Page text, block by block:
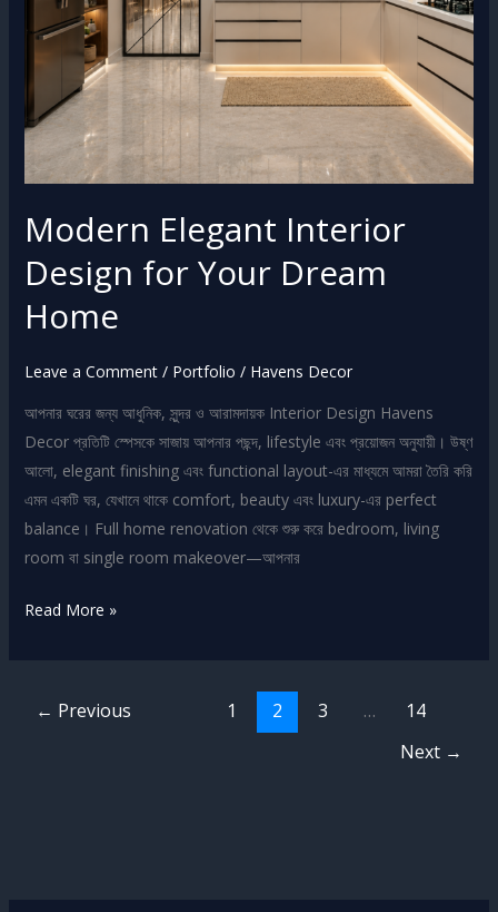
Modern Elegant Interior
Design for Your Dream
Home
Leave a Comment / Portfolio / Havens Decor
আপনার ঘরের জন্য আধুনিক, সুন্দর ও আরামদায়ক Interior Design Havens
Decor প্রতিটি স্পেসকে সাজায় আপনার পছন্দ, lifestyle এবং প্রয়োজন অনুযায়ী। উষ্ণ
আলো, elegant finishing এবং functional layout-এর মাধ্যমে আমরা তৈরি করি
এমন একটি ঘর, যেখানে থাকে comfort, beauty এবং luxury-এর perfect
balance। Full home renovation থেকে শুরু করে bedroom, living
room বা single room makeover—আপনার
Read More »
← Previous 1 2 3 …
14
Next →